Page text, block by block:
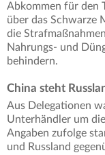
Abkommen für den
über das Schwarze
die
Nahrungs- und
behindern.
China steht
Aus Delegationen
Unterhändler um
Angaben zufolge
und Russland